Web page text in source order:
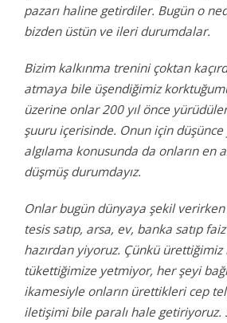
pazarı haline getirdiler. Bugün o
bizden üstün ve ileri durumdalar.
Bizim kalkınma trenini çoktan
atmaya bile üşendiğimiz
üzerine onlar 200 yıl önce
şuuru içerisinde. Onun için
algılama konusunda da onların en
düşmüş durumdayız.
Onlar bugün dünyaya şekil verirken
tesis satıp, arsa, ev, banka satıp
hazırdan yiyoruz. Çünkü ürettiğimiz
tükettiğimize yetmiyor, her şeyi
ikamesiyle onların ürettikleri cep
iletişimi bile paralı hale getiriyoruz.